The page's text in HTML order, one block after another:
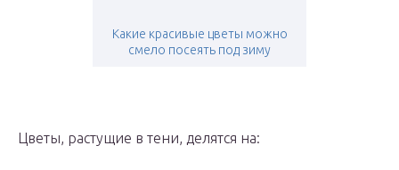
Какие красивые цветы можно
смело посеять под зиму
Цветы, растущие в тени, делятся на: